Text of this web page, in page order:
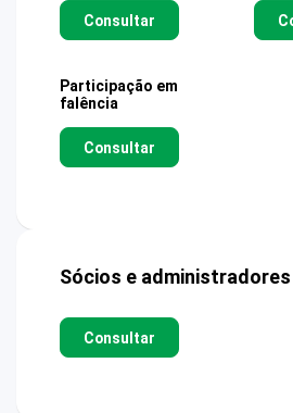
Consultar
Participação em
falência
Consultar
Sócios e
Consultar